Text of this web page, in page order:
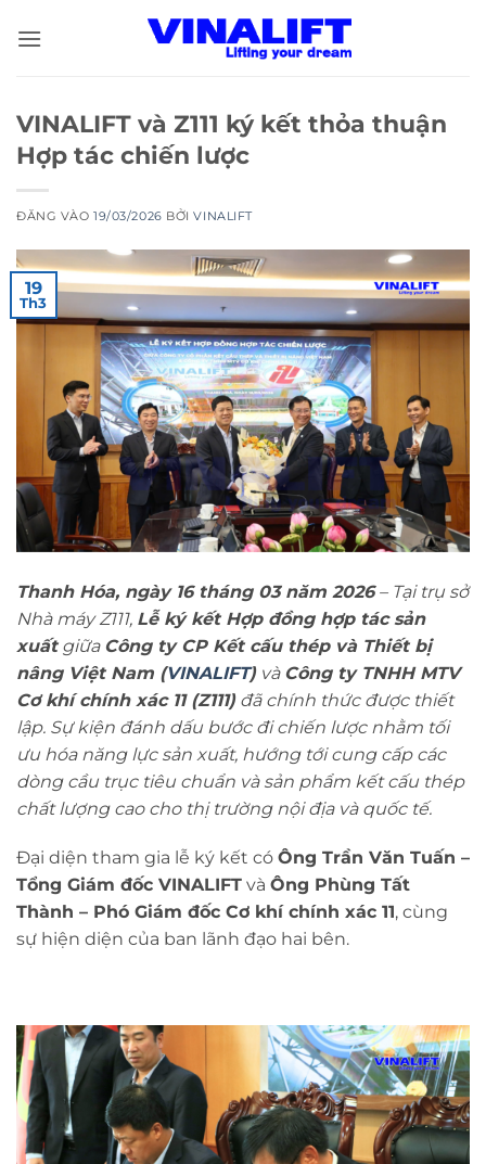
qua
VINALIFT và Z111 ký kết thỏa thuận
Hợp tác chiến lược
ĐĂNG VÀO19/03/2026 BỞIVINALIFT
19
Th3
Thanh Hóa, ngày 16 tháng 03 năm 2026– Tại trụ sở
Nhà máy Z111, Lễ ký kết Hợp đồng hợp tác sản
xuấtgiữa Công ty CP Kết cấu thép và Thiết bị
nâng Việt Nam (VINALIFT)và Công ty TNHH MTV
Cơ khí chính xác 11 (Z111)đã chính thức được thiết
lập. Sự kiện đánh dấu bước đi chiến lược nhằm tối
ưu hóa năng lực sản xuất, hướng tới cung cấp các
dòng cầu trục tiêu chuẩn và sản phẩm kết cấu thép
chất lượng cao cho thị trường nội địa và quốc tế.
Đại diện tham gia lễ ký kết có Ông Trần Văn Tuấn –
Tổng Giám đốc VINALIFT và Ông Phùng Tất
Thành – Phó Giám đốc Cơ khí chính xác 11, cùng
sự hiện diện của ban lãnh đạo hai bên.